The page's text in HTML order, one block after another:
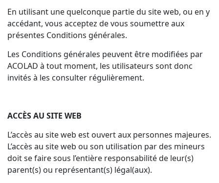
En utilisant une quelconque partie du site web, ou en y
accédant, vous acceptez de vous soumettre aux
présentes Conditions générales.
Les Conditions générales peuvent être modifiées par
ACOLAD à tout moment, les utilisateurs sont donc
invités à les consulter régulièrement.
ACCÈS AU SITE WEB
L’accès au site web est ouvert aux personnes majeures.
L’accès au site web ou son utilisation par des mineurs
doit se faire sous l’entière responsabilité de leur(s)
parent(s) ou représentant(s) légal(aux).